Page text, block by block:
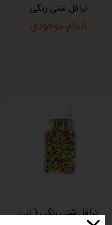
ترافل شنی رنگی
اتمام موجودی
ترافل شنی رنگی ( ابی